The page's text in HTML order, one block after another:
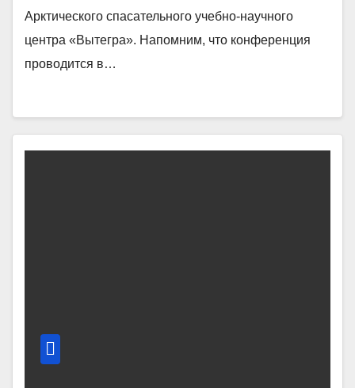
Арктического спасательного учебно-научного
центра «Вытегра». Напомним, что конференция
проводится в…